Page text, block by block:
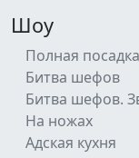
Шоу
Полная посадка
Битва шефов
Битва шефов.
На ножах
Адская кухня